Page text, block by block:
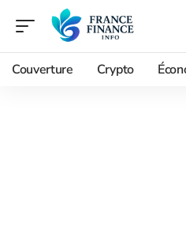
Couverture Crypto